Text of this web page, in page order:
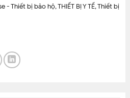
- Thiết bị bảo hộ,THIẾT BỊ Y TẾ,Thiết bị